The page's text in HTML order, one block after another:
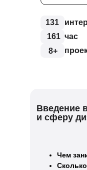
131
161 час
8+
Введение
и сферу
Чем